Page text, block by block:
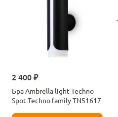
2 400 ₽
Бра Ambrella light Techno
Spot Techno family TN51617